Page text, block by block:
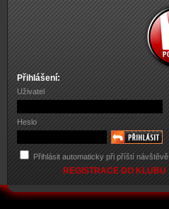
Přihlášení:
Uživatel
Heslo
Přihlásit automaticky při příští návštěvě
REGISTRACE DO KLUBU